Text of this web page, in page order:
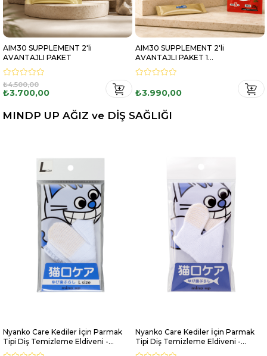
AIM30 SUPPLEMENT 2'li
AVANTAJLI PAKET
₺3.700,00
₺4.500,00
AIM30 SUPPLEMENT 2'li
AVANTAJLI PAKET 1
MULTİVİTAMİN HEDİYELİ
₺3.990,00
MINDP UP AĞIZ ve DİŞ SAĞLIĞI
Nyanko Care Kediler İçin Parmak
Tipi Diş Temizleme Eldiveni -
Büyük Boy
Nyanko Care Kediler İçin Parmak
Tipi Diş Temizleme Eldiveni -
Küçük Boy